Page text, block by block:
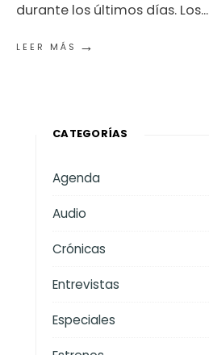
durante los últimos días. Los...
LEER MÁS →
CATEGORÍAS
Agenda
Audio
Crónicas
Entrevistas
Especiales